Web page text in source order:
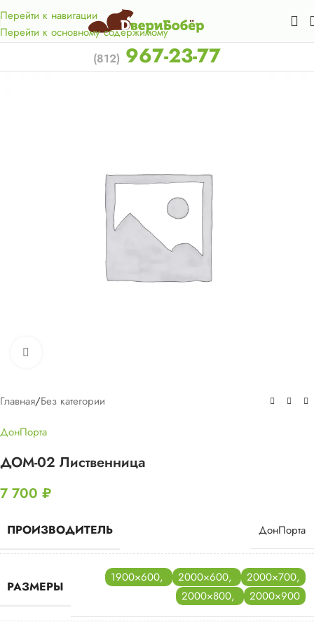
Перейти к навигации
Перейти к основному содержимому
км. от КАД.
(812) 967-23-77
Главная/Без категории
ДонПорта
ДОМ-02 Лиственница
7 700 ₽
ПРОИЗВОДИТЕЛЬ ДонПорта
РАЗМЕРЫ
1900×600, 2000×600, 2000×700,
2000×800, 2000×900